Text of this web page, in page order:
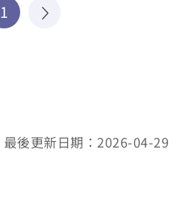
1
最後更新日期：2026-04-29